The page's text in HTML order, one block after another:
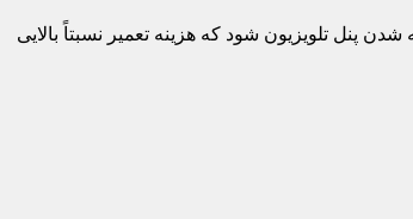
پنل تلویزیون شود که هزینه تعمیر نسبتاً بالایی